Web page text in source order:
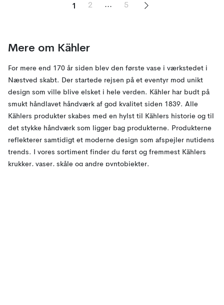
1 2 ... 5
Mere om Kähler
For mere end 170 år siden blev den første vase i værkstedet i
Næstved skabt. Der startede rejsen på et eventyr mod unikt
design som ville blive elsket i hele verden. Kähler har budt på
smukt håndlavet håndværk af god kvalitet siden 1839. Alle
Kählers produkter skabes med en hylst til Kählers historie og til
det stykke håndværk som ligger bag produkterne. Produkterne
reflekterer samtidigt et moderne design som afspejler nutidens
trends. I vores sortiment finder du først og fremmest Kählers
krukker, vaser, skåle og andre pyntobjekter.